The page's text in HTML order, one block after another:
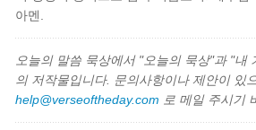
아멘.
오늘의 말씀 묵상에서 "오늘의 묵상"과 "내
의 저작물입니다. 문의사항이나 제안이 있
help@verseoftheday.com 로 메일 주시기